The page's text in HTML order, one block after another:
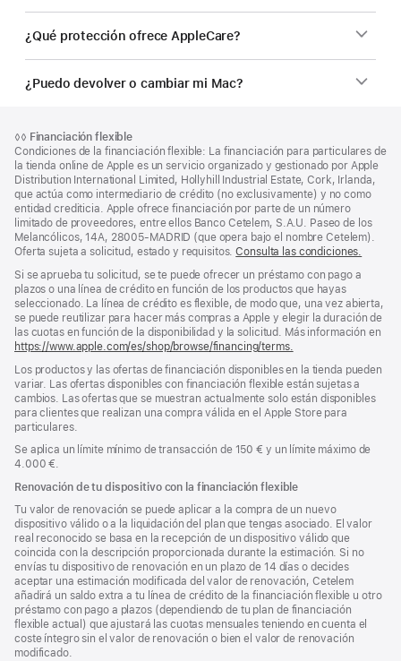
¿Qué protección ofrece AppleCare?
¿Puedo devolver o cambiar mi Mac?
a
pie
de
página
al
pie
Nota
a
pie
de
página
◊◊ Financiación flexible
Condiciones de la financiación flexible: La financiación para particulares de
la tienda online de Apple es un servicio organizado y gestionado por Apple
Distribution International Limited, Hollyhill Industrial Estate, Cork, Irlanda,
que actúa como intermediario de crédito (no exclusivamente) y no como
entidad crediticia. Apple ofrece financiación por parte de un número
limitado de proveedores, entre ellos Banco Cetelem, S.A.U. Paseo de los
Melancólicos, 14A, 28005-MADRID (que opera bajo el nombre Cetelem).
Oferta sujeta a solicitud, estado y requisitos.Consulta las condiciones.
Si se aprueba tu solicitud, se te puede ofrecer un préstamo con pago a
plazos o una línea de crédito en función de los productos que hayas
seleccionado. La línea de crédito es flexible, de modo que, una vez abierta,
se puede reutilizar para hacer más compras a Apple y elegir la duración de
las cuotas en función de la disponibilidad y la solicitud. Más información en
https://www.apple.com/es/shop/browse/financing/terms.
Los productos y las ofertas de financiación disponibles en la tienda pueden
variar. Las ofertas disponibles con financiación flexible están sujetas a
cambios. Las ofertas que se muestran actualmente solo están disponibles
para clientes que realizan una compra válida en el Apple Store para
particulares.
Se aplica un límite mínimo de transacción de 150 € y un límite máximo de
4.000 €.
Renovación de tu dispositivo con la financiación flexible
Tu valor de renovación se puede aplicar a la compra de un nuevo
dispositivo válido o a la liquidación del plan que tengas asociado. El valor
real reconocido se basa en la recepción de un dispositivo válido que
coincida con la descripción proporcionada durante la estimación. Si no
envías tu dispositivo de renovación en un plazo de 14 días o decides
aceptar una estimación modificada del valor de renovación, Cetelem
añadirá un saldo extra a tu línea de crédito de la financiación flexible u otro
préstamo con pago a plazos (dependiendo de tu plan de financiación
flexible actual) que ajustará las cuotas mensuales teniendo en cuenta el
coste íntegro sin el valor de renovación o bien el valor de renovación
modificado.